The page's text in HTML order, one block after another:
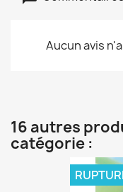
Aucun avis
16 autres
catégorie :